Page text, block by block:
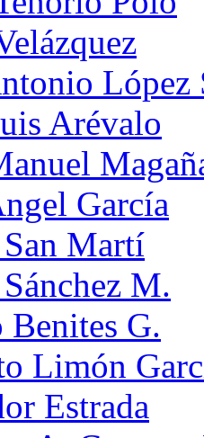
López
Arévalo
García
Martí
M.
G.
Limón
Estrada